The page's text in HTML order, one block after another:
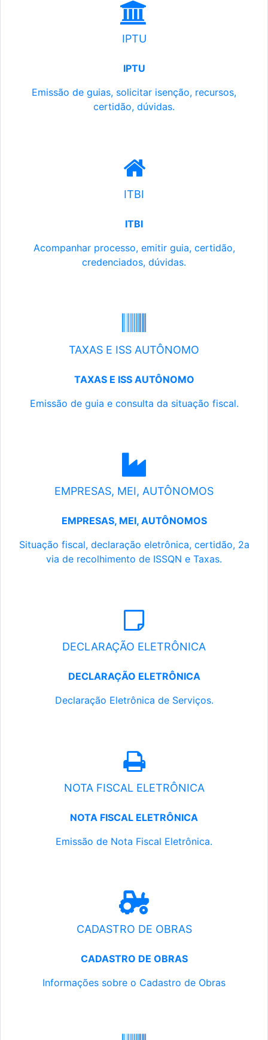
IPTU
IPTU
Emissão de guias, solicitar isenção, recursos,
certidão, dúvidas.
ITBI
ITBI
Acompanhar processo, emitir guia, certidão,
credenciados, dúvidas.
TAXAS E ISS AUTÔNOMO
TAXAS E ISS AUTÔNOMO
Emissão de guia e consulta da situação fiscal.
EMPRESAS, MEI, AUTÔNOMOS
EMPRESAS, MEI, AUTÔNOMOS
Situação fiscal, declaração eletrônica, certidão, 2a
via de recolhimento de ISSQN e Taxas.
DECLARAÇÃO ELETRÔNICA
DECLARAÇÃO ELETRÔNICA
Declaração Eletrônica de Serviços.
NOTA FISCAL ELETRÔNICA
NOTA FISCAL ELETRÔNICA
Emissão de Nota Fiscal Eletrônica.
CADASTRO DE OBRAS
CADASTRO DE OBRAS
Informações sobre o Cadastro de Obras